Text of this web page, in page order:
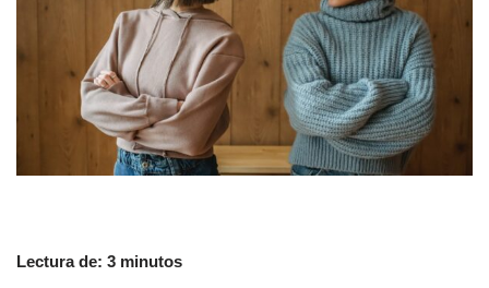
Lectura de: 3 minutos